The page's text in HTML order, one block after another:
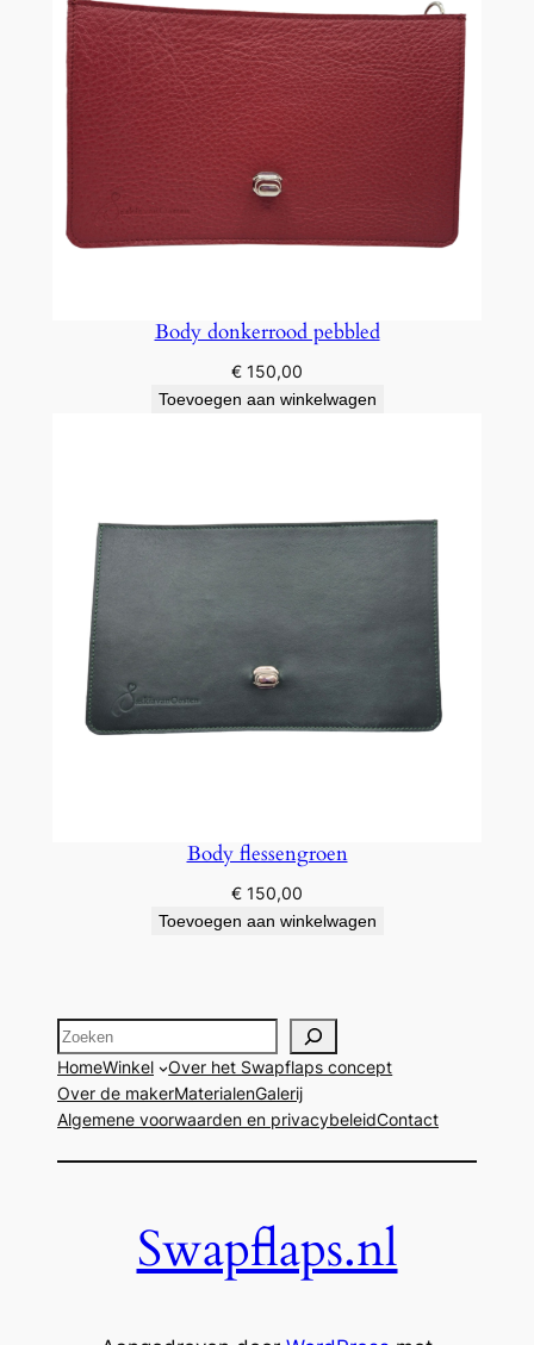
Body donkerrood pebbled
€ 150,00
Toevoegen aan winkelwagen
Body flessengroen
€ 150,00
Toevoegen aan winkelwagen
Zoeken
HomeWinkel
Over het Swapflaps concept
Over de makerMaterialenGalerij
Algemene voorwaarden en privacybeleidContact
Swapflaps.nl